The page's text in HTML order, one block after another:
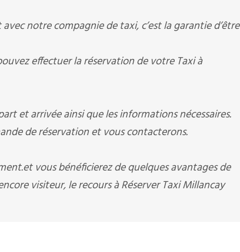
notre compagnie de taxi, c’est la garantie d’être
effectuer la réservation de votre Taxi à
et arrivée ainsi que les informations nécessaires.
de réservation et vous contacterons.
vous bénéficierez de quelques avantages de
visiteur, le recours à Réserver Taxi Millancay